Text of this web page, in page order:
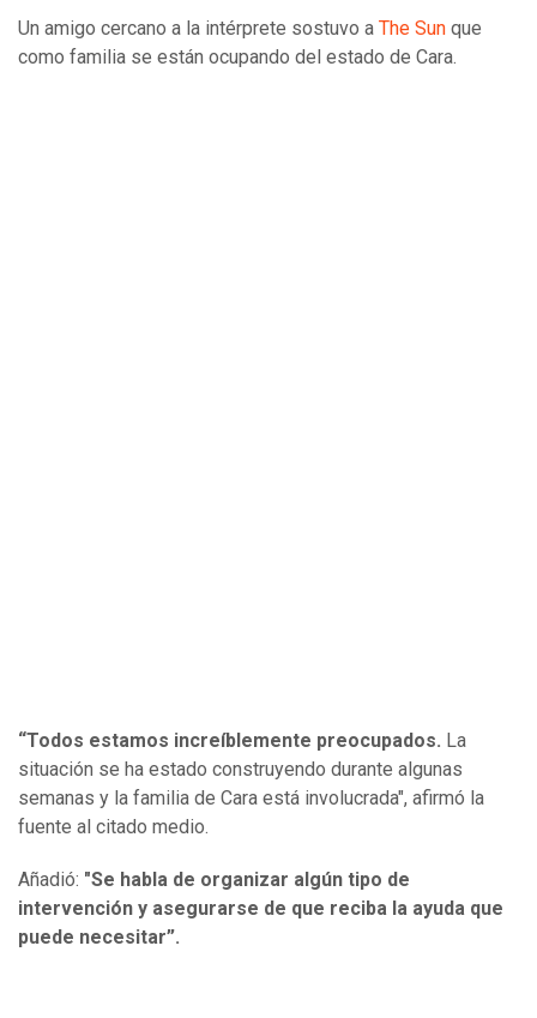
Un amigo cercano a la intérprete sostuvo a The Sun que
como familia se están ocupando del estado de Cara.
“Todos estamos increíblemente preocupados. La
situación se ha estado construyendo durante algunas
semanas y la familia de Cara está involucrada", afirmó la
fuente al citado medio.
Añadió: "Se habla de organizar algún tipo de
intervención y asegurarse de que reciba la ayuda que
puede necesitar”.